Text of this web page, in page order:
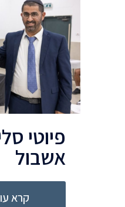
פיוטי
אשבול
קרא